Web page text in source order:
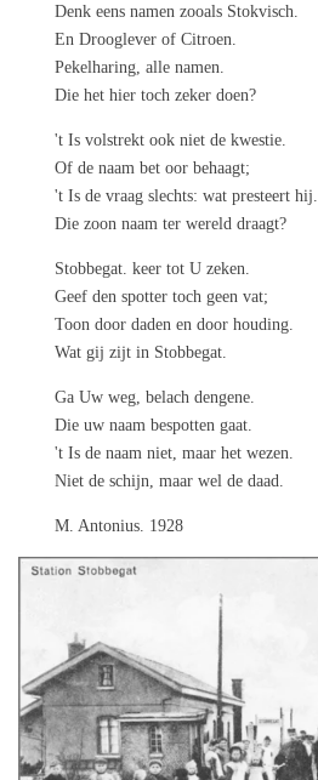
Denk eens namen zooals Stokvisch.
En Drooglever of Citroen.
Pekelharing, alle namen.
Die het hier toch zeker doen?
't Is volstrekt ook niet de kwestie.
Of de naam bet oor behaagt;
't Is de vraag slechts: wat presteert hij.
Die zoon naam ter wereld draagt?
Stobbegat. keer tot U zeken.
Geef den spotter toch geen vat;
Toon door daden en door houding.
Wat gij zijt in Stobbegat.
Ga Uw weg, belach dengene.
Die uw naam bespotten gaat.
't Is de naam niet, maar het wezen.
Niet de schijn, maar wel de daad.
M. Antonius. 1928